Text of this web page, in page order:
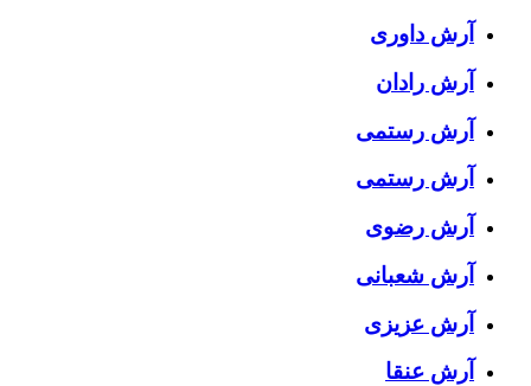
آرش داوری
آرش رادان
آرش رستمى
آرش رستمی
آرش رضوی
آرش شعبانی
آرش عزیزی
آرش عنقا